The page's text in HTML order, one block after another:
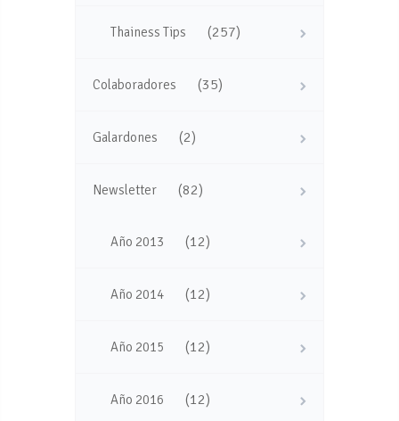
Thainess Tips (257)
Colaboradores (35)
Galardones (2)
Newsletter (82)
Año 2013 (12)
Año 2014 (12)
Año 2015 (12)
Año 2016 (12)